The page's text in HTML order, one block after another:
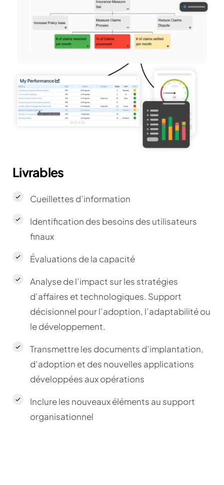
Livrables
Cueillettes d’information
Identification des besoins des utilisateurs
finaux
Évaluations de la capacité
Analyse de l’impact sur les stratégies
d’affaires et technologiques. Support
décisionnel pour l’adoption, l’adaptabilité ou
le développement.
Transmettre les documents d’implantation,
d’adoption et des nouvelles applications
développées aux opérations
Inclure les nouveaux éléments au support
organisationnel